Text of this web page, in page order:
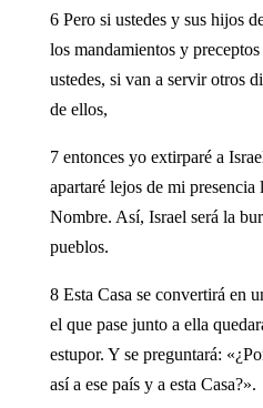
6 Pero si ustedes y sus hijos
los mandamientos y
ustedes, si van a servir otros
de ellos,
7 entonces yo extirparé a
apartaré lejos de mi presencia
Nombre. Así, Israel será la
pueblos.
8 Esta Casa se convertirá en
el que pase junto a ella
estupor. Y se preguntará:
así a ese país y a esta Casa?».